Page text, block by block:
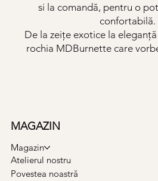
si la comandă, pentru o
confortabilă.
De la zeițe exotice la
rochia MDBurnette care
MAGAZIN
Magazin
Atelierul nostru
Povestea noastră